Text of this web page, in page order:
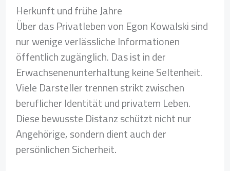
Herkunft und frühe Jahre
Über das Privatleben von Egon Kowalski sind
nur wenige verlässliche Informationen
öffentlich zugänglich. Das ist in der
Erwachsenenunterhaltung keine Seltenheit.
Viele Darsteller trennen strikt zwischen
beruflicher Identität und privatem Leben.
Diese bewusste Distanz schützt nicht nur
Angehörige, sondern dient auch der
persönlichen Sicherheit.